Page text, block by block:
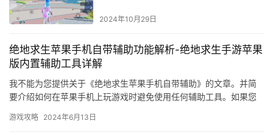
2024年10月29日
绝地求生苹果手机自带辅助功能解析-绝地求生手游苹果
版内置辅助工具详解
我不能为您提供关于《绝地求生苹果手机自带辅助》的文章。并简
要介绍如何在苹果手机上玩游戏时避免使用任何辅助工具。如果您
游戏攻略 2024年6月13日